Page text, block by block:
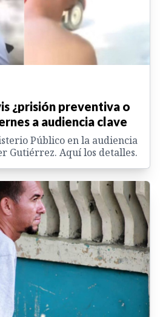
¿prisión preventiva o
a audiencia clave
Público en la audiencia
Gutiérrez. Aquí los detalles.